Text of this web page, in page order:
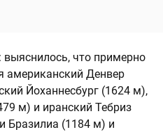
что примерно
американский Денвер
Йоханнесбург (1624 м),
м) и иранский Тебриз
Бразилиа (1184 м) и